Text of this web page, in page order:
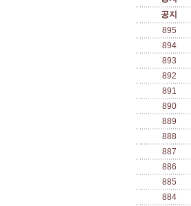
공지
895
894
893
892
891
890
889
888
887
886
885
884